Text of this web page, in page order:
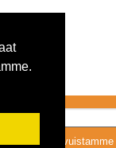
Tykkäämällä